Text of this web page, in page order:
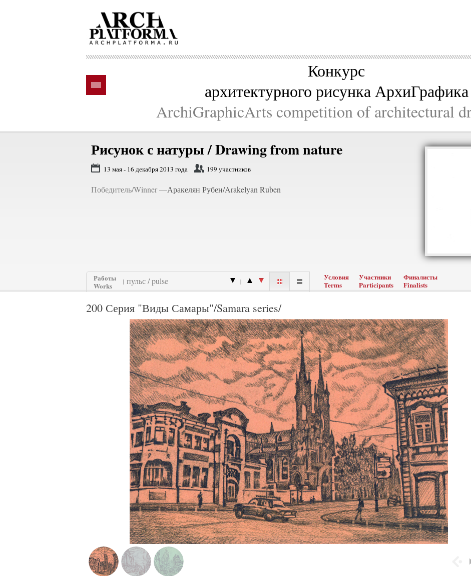
Конкурс
архитектурного рисунка АрхиГрафика
ArchiGraphicArts competition of architectural
Рисунок с натуры /Drawing from nature
13 мая - 16 декабря 2013 года 199 участников
Победитель/Winner —Аракелян Рубен/Arakelyan Ruben
Работы
Works
| |
Условия
Terms
Участники
Participants
Финалисты
Finalists
200 Серия "Виды Самары"/Samara series/